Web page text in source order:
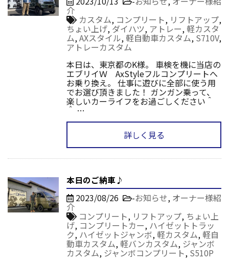
介
カスタム, コンプリート, リフトアップ,
ちょい上げ,ダイハツ, アトレー, 軽カスタ
ム,AXスタイル, 軽自動車カスタム, S710V,
アトレーカスタム
本日は、東京都のK様。 車検を機に当店の
エブリイＷ AxStyleフルコンプリートへ
お乗り換え。 仕事に遊びに全部に使う用
でお選び頂きました！ ガンガン乗って、
楽しいカーライフをお過ごしください＾
＾ …
詳しく見る
本日のご納車♪
2023/08/26 -お知らせ, オーナー様紹
介
コンプリート, リフトアップ, ちょい上
げ, コンプリートカー, ハイゼットトラッ
ク, ハイゼットジャンボ, 軽カスタム, 軽自
動車カスタム, 軽バンカスタム, ジャンボ
カスタム, ジャンボコンプリート, S510P